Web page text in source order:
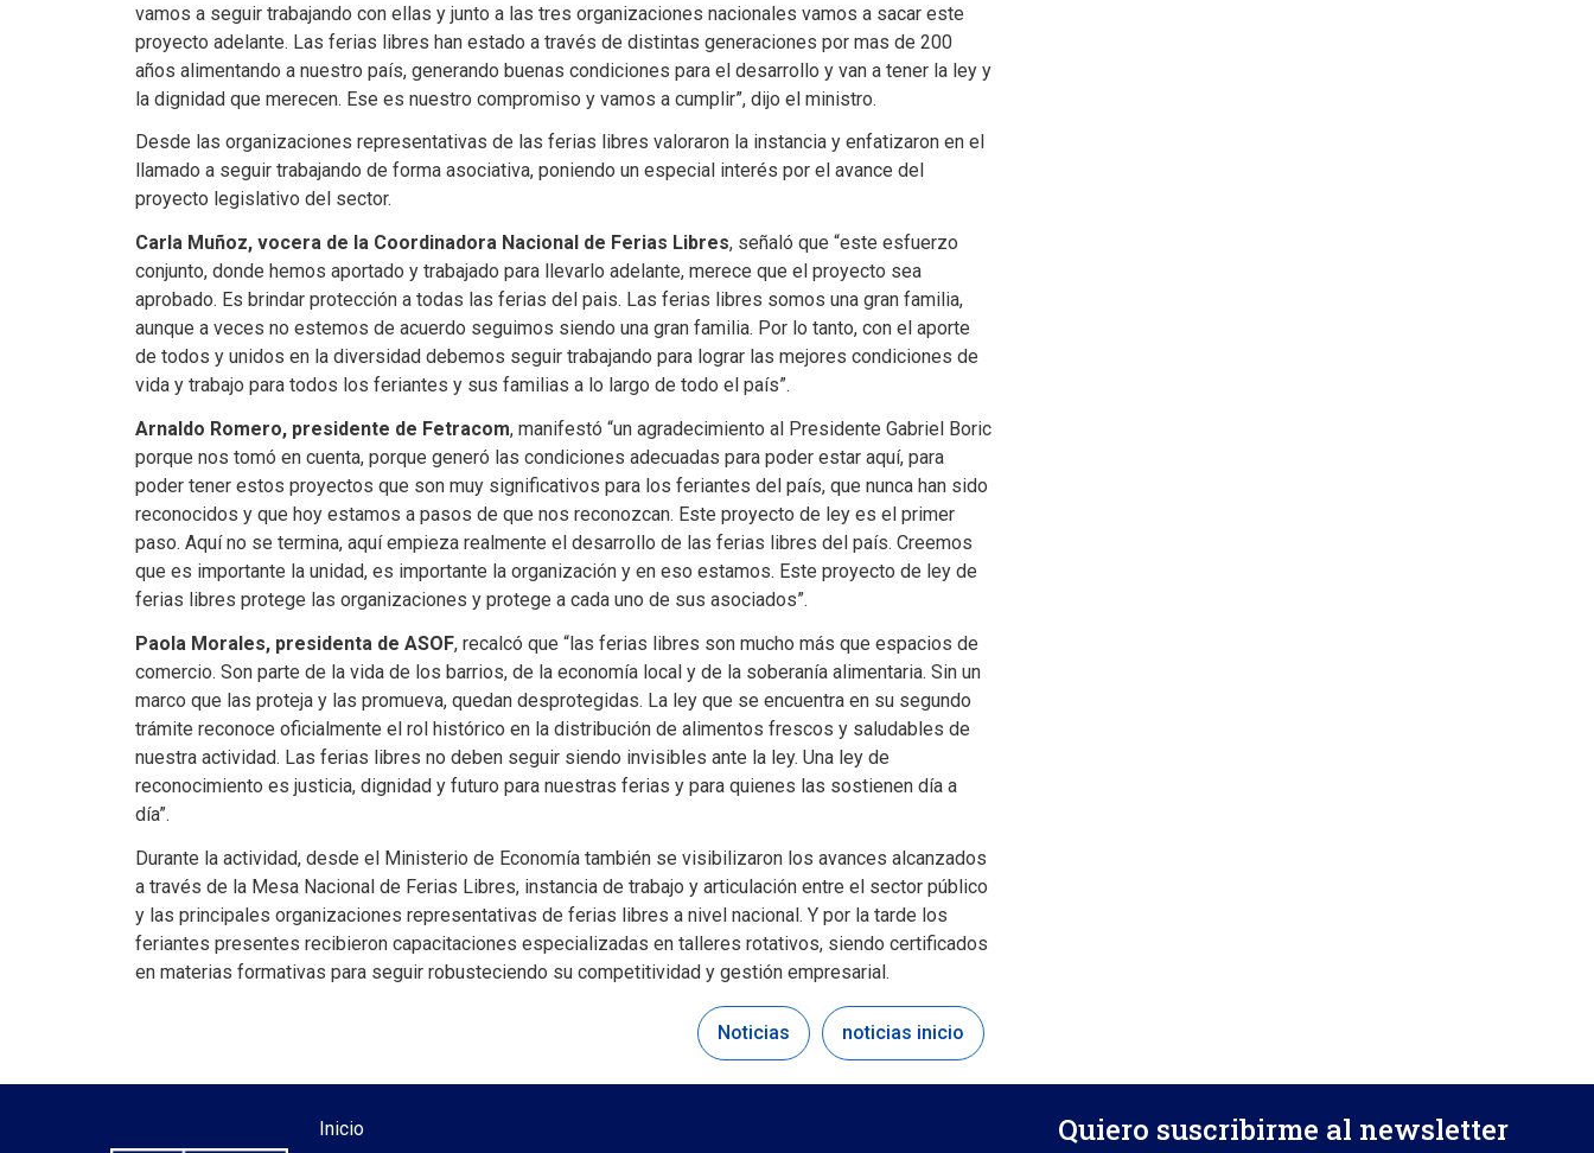
vamos a seguir trabajando con ellas y junto a las tres organizaciones nacionales vamos a sacar este
proyecto adelante. Las ferias libres han estado a través de distintas generaciones por mas de 200
años alimentando a nuestro país, generando buenas condiciones para el desarrollo y van a tener la ley y
la dignidad que merecen. Ese es nuestro compromiso y vamos a cumplir”, dijo el ministro.
Desde las organizaciones representativas de las ferias libres valoraron la instancia y enfatizaron en el
llamado a seguir trabajando de forma asociativa, poniendo un especial interés por el avance del
proyecto legislativo del sector.
Carla Muñoz, vocera de la Coordinadora Nacional de Ferias Libres, señaló que “este esfuerzo
conjunto, donde hemos aportado y trabajado para llevarlo adelante, merece que el proyecto sea
aprobado. Es brindar protección a todas las ferias del pais. Las ferias libres somos una gran familia,
aunque a veces no estemos de acuerdo seguimos siendo una gran familia. Por lo tanto, con el aporte
de todos y unidos en la diversidad debemos seguir trabajando para lograr las mejores condiciones de
vida y trabajo para todos los feriantes y sus familias a lo largo de todo el país”.
Arnaldo Romero, presidente de Fetracom, manifestó “un agradecimiento al Presidente Gabriel Boric
porque nos tomó en cuenta, porque generó las condiciones adecuadas para poder estar aquí, para
poder tener estos proyectos que son muy significativos para los feriantes del país, que nunca han sido
reconocidos y que hoy estamos a pasos de que nos reconozcan. Este proyecto de ley es el primer
paso. Aquí no se termina, aquí empieza realmente el desarrollo de las ferias libres del país. Creemos
que es importante la unidad, es importante la organización y en eso estamos. Este proyecto de ley de
ferias libres protege las organizaciones y protege a cada uno de sus asociados”.
Paola Morales, presidenta de ASOF, recalcó que “las ferias libres son mucho más que espacios de
comercio. Son parte de la vida de los barrios, de la economía local y de la soberanía alimentaria. Sin un
marco que las proteja y las promueva, quedan desprotegidas. La ley que se encuentra en su segundo
trámite reconoce oficialmente el rol histórico en la distribución de alimentos frescos y saludables de
nuestra actividad. Las ferias libres no deben seguir siendo invisibles ante la ley. Una ley de
reconocimiento es justicia, dignidad y futuro para nuestras ferias y para quienes las sostienen día a
día”.
Durante la actividad, desde el Ministerio de Economía también se visibilizaron los avances alcanzados
a través de la Mesa Nacional de Ferias Libres, instancia de trabajo y articulación entre el sector público
y las principales organizaciones representativas de ferias libres a nivel nacional. Y por la tarde los
feriantes presentes recibieron capacitaciones especializadas en talleres rotativos, siendo certificados
en materias formativas para seguir robusteciendo su competitividad y gestión empresarial.
Noticias noticias inicio
Inicio
Quiero suscribirme al newsletter